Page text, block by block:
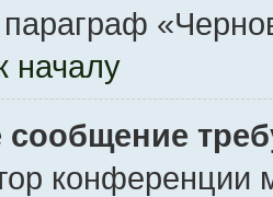
началу
конференции